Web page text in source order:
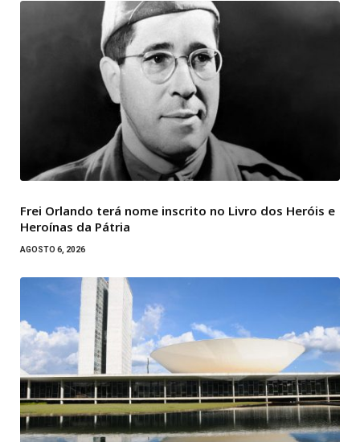
Frei Orlando terá nome inscrito no Livro dos Heróis e
Heroínas da Pátria
AGOSTO 6, 2026